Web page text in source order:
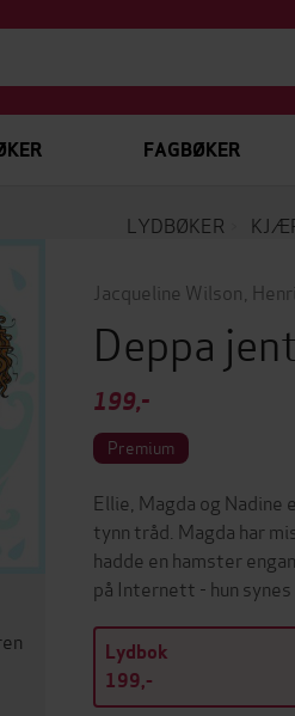
FAGBØKER
LYDBØKER
Jacqueline Wilson
Deppa
199,-
Premium
Ellie, Magda og
tynn tråd. Magda har
hadde en hamster
på Internett - hun
Lydbok
199,-